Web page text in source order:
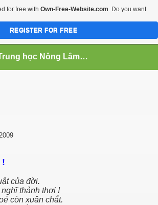
Trung học Nông Lâm Súc Cần Thơ
!
của đời.
thảnh thơi !
còn xuân chắt.
for free with Own-Free-Website.com. Do you want
REGISTER FOR FREE